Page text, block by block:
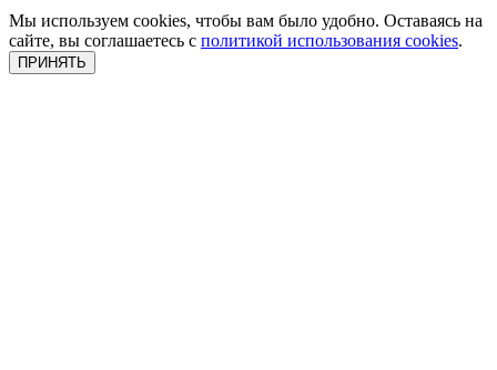
Мы используем cookies, чтобы вам было удобно. Оставаясь на
сайте, вы соглашаетесь с политикой использования cookies.
ПРИНЯТЬ